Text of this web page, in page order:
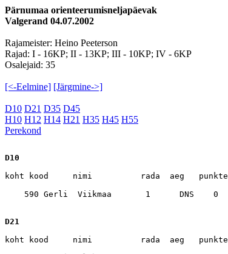
Pärnumaa orienteerumisneljapäevak
Valgerand 04.07.2002
Rajameister: Heino Peeterson
Rajad: I - 16KP; II - 13KP; III - 10KP; IV - 6KP
Osalejaid: 35
[<-Eelmine] [Järgmine->]
D10 D21 D35 D45
H10 H12 H14 H21 H35 H45 H55
Perekond
D10
koht kood     nimi          rada  aeg   punkte
    590 Gerli  Viikmaa       1      DNS    0
D21
koht kood     nimi          rada  aeg   punkte